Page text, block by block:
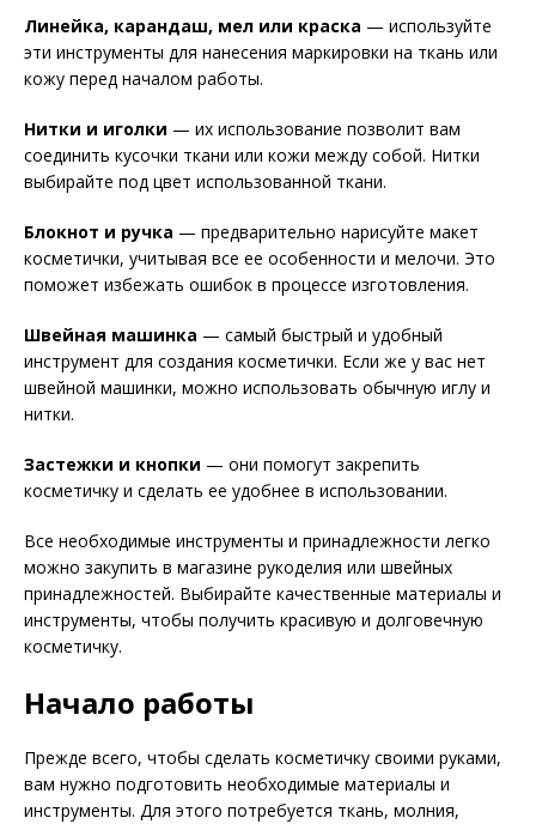
Линейка, карандаш, мел или краска — используйте
эти инструменты для нанесения маркировки на ткань или
кожу перед началом работы.
Нитки и иголки — их использование позволит вам
соединить кусочки ткани или кожи между собой. Нитки
выбирайте под цвет использованной ткани.
Блокнот и ручка — предварительно нарисуйте макет
косметички, учитывая все ее особенности и мелочи. Это
поможет избежать ошибок в процессе изготовления.
Швейная машинка — самый быстрый и удобный
инструмент для создания косметички. Если же у вас нет
швейной машинки, можно использовать обычную иглу и
нитки.
Застежки и кнопки — они помогут закрепить
косметичку и сделать ее удобнее в использовании.
Все необходимые инструменты и принадлежности легко
можно закупить в магазине рукоделия или швейных
принадлежностей. Выбирайте качественные материалы и
инструменты, чтобы получить красивую и долговечную
косметичку.
Начало работы
Прежде всего, чтобы сделать косметичку своими руками,
вам нужно подготовить необходимые материалы и
инструменты. Для этого потребуется ткань, молния,